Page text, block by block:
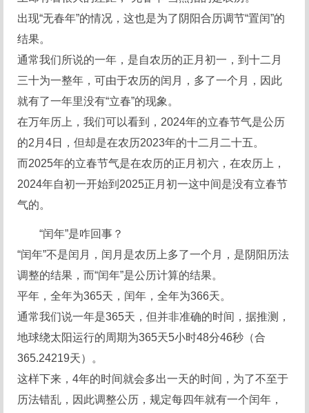
出现“无春年”的情况，这也是为了阴阳合历调节“置闰”的
结果。
通常我们所说的一年，是自农历的正月初一，到十二月
三十为一整年，可由于农历的闰月，多了一个月，因此
就有了一年里没有“立春”的现象。
在万年历上，我们可以看到，2024年的立春节气是公历
的2月4日，但却是在农历2023年的十二月二十五。
而2025年的立春节气是在农历的正月初六，在农历上，
2024年自初一开始到2025正月初一这中间是没有立春节
气的。
“闰年”是咋回事？
“闰年”不是闰月，闰月是农历上多了一个月，是阴阳历法
调整的结果，而“闰年”是公历计算的结果。
平年，全年为365天，闰年，全年为366天。
通常我们说一年是365天，但并非准确的时间，据推测，
地球绕太阳运行的周期为365天5小时48分46秒（合
365.24219天）。
这样下来，4年的时间就会多出一天的时间，为了不至于
历法错乱，因此调整公历，规定每四年就有一个闰年，